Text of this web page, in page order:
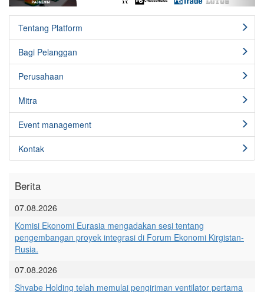
Tentang Platform
Bagi Pelanggan
Perusahaan
Mitra
Event management
Kontak
Berita
07.08.2026
Komisi Ekonomi Eurasia mengadakan sesi tentang
pengembangan proyek integrasi di Forum Ekonomi Kirgistan-
Rusia.
07.08.2026
Shvabe Holding telah memulai pengiriman ventilator pertama